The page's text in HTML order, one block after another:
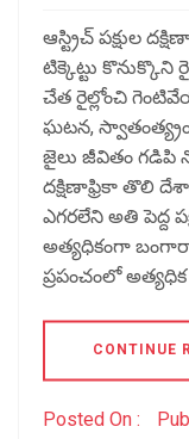
ఆస్ట్రిచ్ పక్షుల
టిక్కెట్టు
చేత రైల్లోంచి
ఘటన,
జైలు జీవితం
దక్షిణాఫ్రికా తొలి
ఎగరలేని అతి పెద్ద
అత్యధికంగా
ప్రపంచంలో అత్యధిక
CONTINUE
Posted On :